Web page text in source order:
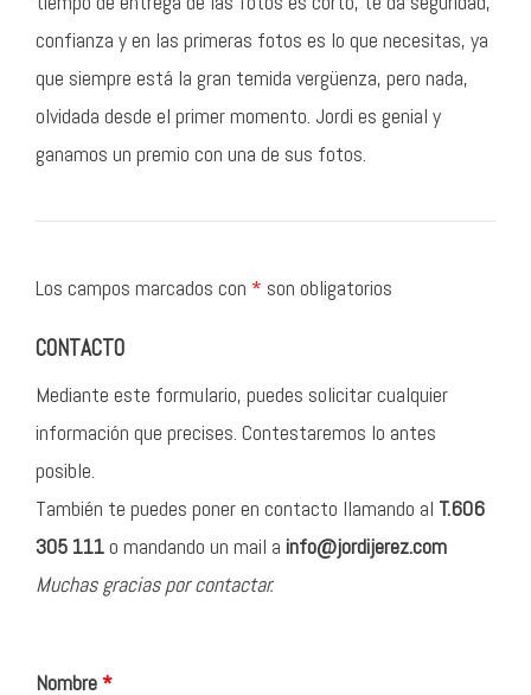
confianza y en las primeras fotos es lo que necesitas, ya
que siempre está la gran temida vergüenza, pero nada,
olvidada desde el primer momento. Jordi es genial y
ganamos un premio con una de sus fotos.
Los campos marcados con * son obligatorios
CONTACTO
Mediante este formulario, puedes solicitar cualquier
información que precises. Contestaremos lo antes
posible.
También te puedes poner en contacto llamando al T.606
305 111o mandando un mail a info@jordijerez.com
Muchas gracias por contactar.
Nombre *